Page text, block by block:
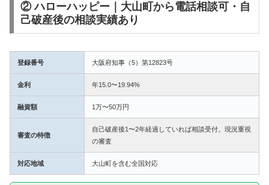
② ハローハッピー｜大山町から電話相談可・自
己破産後の相談実績あり
登録番号 大阪府知事（5）第12823号
金利 年15.0〜19.94%
融資額 1万〜50万円
審査の特徴
自己破産後1〜2年経過していれば相談受付。現況重視
の審査
対応地域 大山町を含む全国対応